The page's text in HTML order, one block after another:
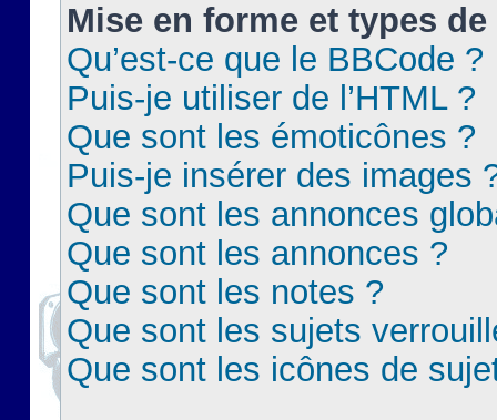
Mise en forme et types
Qu’est-ce que le BBCode ?
Puis-je utiliser de l’HTML ?
Que sont les émoticônes ?
Puis-je insérer des images
Que sont les annonces
Que sont les annonces ?
Que sont les notes ?
Que sont les sujets
Que sont les icônes de